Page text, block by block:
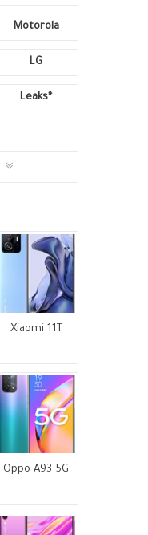
Motorola
LG
Leaks*
Xiaomi 11T
Oppo A93 5G